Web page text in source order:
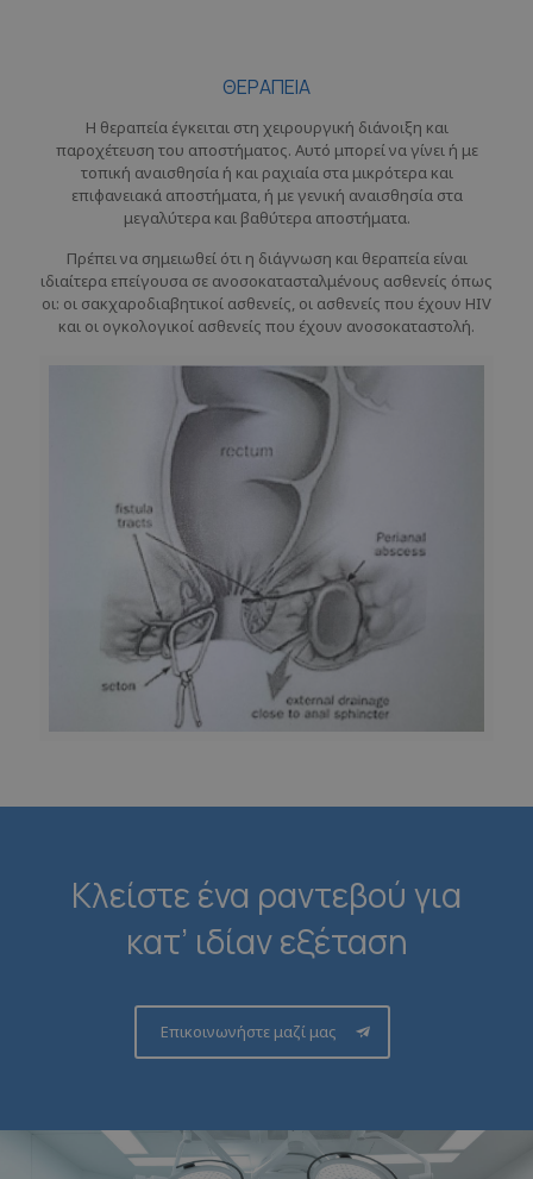
ΘΕΡΑΠΕΙΑ
Η θεραπεία έγκειται στη χειρουργική διάνοιξη και
παροχέτευση του αποστήματος. Αυτό μπορεί να γίνει ή με
τοπική αναισθησία ή και ραχιαία στα μικρότερα και
επιφανειακά αποστήματα, ή με γενική αναισθησία στα
μεγαλύτερα και βαθύτερα αποστήματα.
Πρέπει να σημειωθεί ότι η διάγνωση και θεραπεία είναι
ιδιαίτερα επείγουσα σε ανοσοκατασταλμένους ασθενείς όπως
οι: οι σακχαροδιαβητικοί ασθενείς, οι ασθενείς που έχουν HIV
και οι ογκολογικοί ασθενείς που έχουν ανοσοκαταστολή.
Κλείστε ένα ραντεβού για
κατ’ ιδίαν εξέταση
Επικοινωνήστε μαζί μας